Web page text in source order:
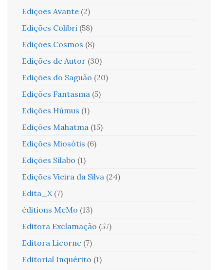
Edições Avante (2)
Edições Colibri (58)
Edições Cosmos (8)
Edições de Autor (30)
Edições do Saguão (20)
Edições Fantasma (5)
Edições Húmus (1)
Edições Mahatma (15)
Edições Miosótis (6)
Edições Sílabo (1)
Edições Vieira da Silva (24)
Edita_X (7)
éditions MeMo (13)
Editora Exclamação (57)
Editora Licorne (7)
Editorial Inquérito (1)